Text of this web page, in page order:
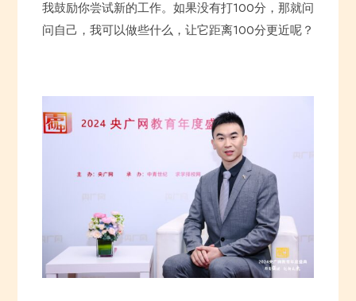
我鼓励你尝试新的工作。如果没有打100分，那就问
问自己，我可以做些什么，让它距离100分更近呢？